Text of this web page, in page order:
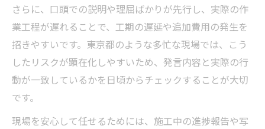
さらに、口頭での説明や理屈ばかりが先行し、実際の作
業工程が遅れることで、工期の遅延や追加費用の発生を
招きやすいです。東京都のような多忙な現場では、こう
したリスクが顕在化しやすいため、発言内容と実際の行
動が一致しているかを日頃からチェックすることが大切
です。
現場を安心して任せるためには、施工中の進捗報告や写